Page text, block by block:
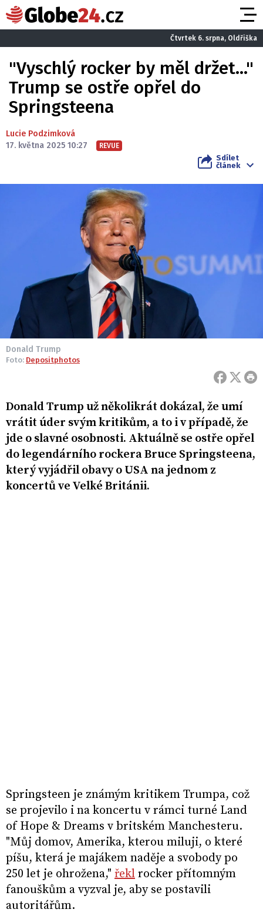
Čtvrtek 6. srpna, Oldřiška
"Vyschlý rocker by měl držet..."
Trump se ostře opřel do
Springsteena
Lucie Podzimková
17. května 2025 10:27
REVUE
Sdílet
článek
Donald Trump
Foto: Depositphotos
Donald Trump už několikrát dokázal, že umí
vrátit úder svým kritikům, a to i v případě, že
jde o slavné osobnosti. Aktuálně se ostře opřel
do legendárního rockera Bruce Springsteena,
který vyjádřil obavy o USA na jednom z
koncertů ve Velké Británii.
Springsteen je známým kritikem Trumpa, což
se projevilo i na koncertu v rámci turné Land
of Hope & Dreams v britském Manchesteru.
"Můj domov, Amerika, kterou miluji, o které
píšu, která je majákem naděje a svobody po
250 let je ohrožena," řekl rocker přítomným
fanouškům a vyzval je, aby se postavili
autoritářům.